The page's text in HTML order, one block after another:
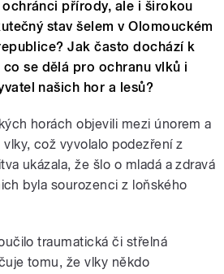
přírody, ale i širokou
stav šelem v Olomouckém
Jak často dochází k
se dělá pro ochranu vlků i
našich hor a lesů?
horách objevili mezi únorem a
což vyvolalo podezření z
ukázala, že šlo o mladá a zdravá
byla sourozenci z loňského
traumatická či střelná
tomu, že vlky někdo